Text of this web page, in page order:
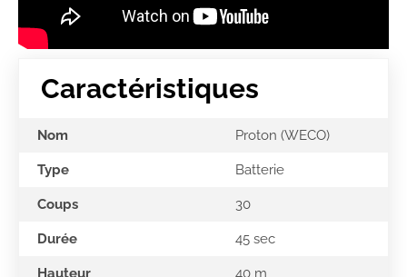
Caractéristiques
Nom Proton (WECO)
Type Batterie
Coups 30
Durée 45 sec
Hauteur 40 m